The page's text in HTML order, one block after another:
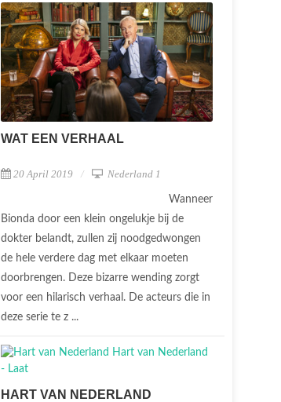
WAT EEN VERHAAL
20 April 2019 Nederland 1
Wanneer
Bionda door een klein ongelukje bij de
dokter belandt, zullen zij noodgedwongen
de hele verdere dag met elkaar moeten
doorbrengen. Deze bizarre wending zorgt
voor een hilarisch verhaal. De acteurs die in
deze serie te z ...
HART VAN NEDERLAND